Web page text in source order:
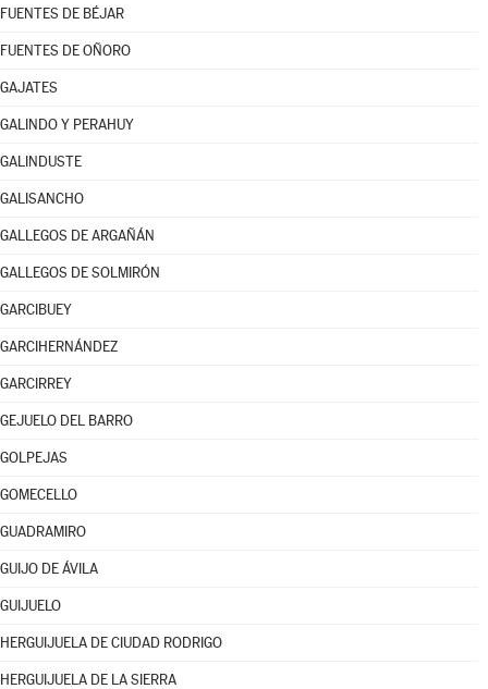
FUENTES DE BÉJAR
FUENTES DE OÑORO
GAJATES
GALINDO Y PERAHUY
GALINDUSTE
GALISANCHO
GALLEGOS DE ARGAÑÁN
GALLEGOS DE SOLMIRÓN
GARCIBUEY
GARCIHERNÁNDEZ
GARCIRREY
GEJUELO DEL BARRO
GOLPEJAS
GOMECELLO
GUADRAMIRO
GUIJO DE ÁVILA
GUIJUELO
HERGUIJUELA DE CIUDAD RODRIGO
HERGUIJUELA DE LA SIERRA